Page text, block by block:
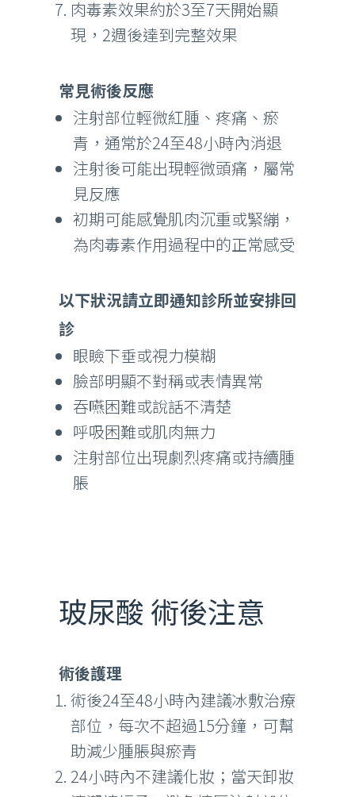
肉毒素效果約於3至7天開始顯
現，2週後達到完整效果
常見術後反應
注射部位輕微紅腫、疼痛、瘀
青，通常於24至48小時內消退
注射後可能出現輕微頭痛，屬常
見反應
初期可能感覺肌肉沉重或緊繃，
為肉毒素作用過程中的正常感受
以下狀況請立即通知診所並安排回
診
眼瞼下垂或視力模糊
臉部明顯不對稱或表情異常
吞嚥困難或說話不清楚
呼吸困難或肌肉無力
注射部位出現劇烈疼痛或持續腫
脹
玻尿酸 術後注意
術後護理
術後24至48小時內建議冰敷治療
部位，每次不超過15分鐘，可幫
助減少腫脹與瘀青
24小時內不建議化妝；當天卸妝